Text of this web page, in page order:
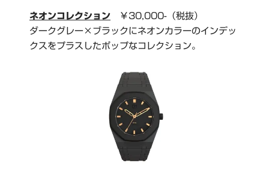
ネオンコレクション ￥30,000-（税抜）
ダークグレー×ブラックにネオンカラーのインデッ
クスをプラスしたポップなコレクション。